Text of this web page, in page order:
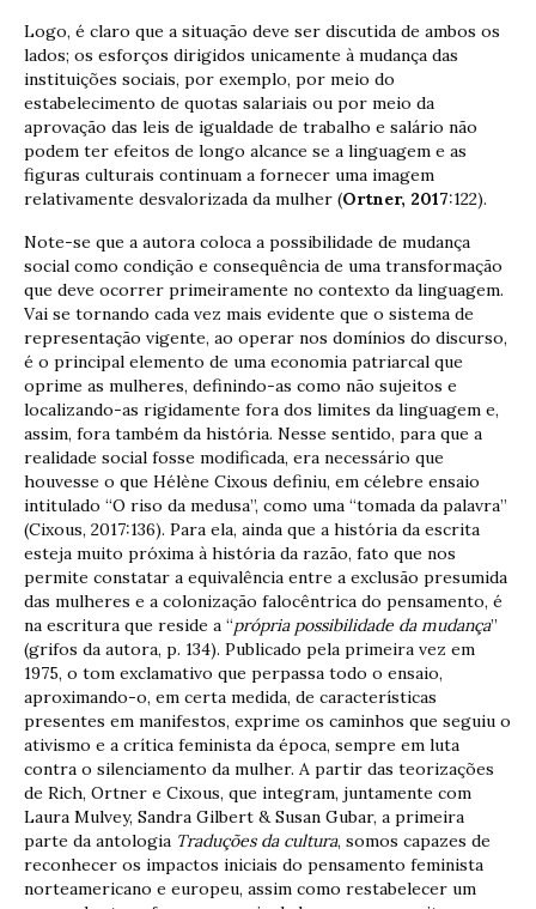
Logo, é claro que a situação deve ser discutida de ambos os
lados; os esforços dirigidos unicamente à mudança das
instituições sociais, por exemplo, por meio do
estabelecimento de quotas salariais ou por meio da
aprovação das leis de igualdade de trabalho e salário não
podem ter efeitos de longo alcance se a linguagem e as
figuras culturais continuam a fornecer uma imagem
relativamente desvalorizada da mulher (Ortner, 2017:122).
Note-se que a autora coloca a possibilidade de mudança
social como condição e consequência de uma transformação
que deve ocorrer primeiramente no contexto da linguagem.
Vai se tornando cada vez mais evidente que o sistema de
representação vigente, ao operar nos domínios do discurso,
é o principal elemento de uma economia patriarcal que
oprime as mulheres, definindo-as como não sujeitos e
localizando-as rigidamente fora dos limites da linguagem e,
assim, fora também da história. Nesse sentido, para que a
realidade social fosse modificada, era necessário que
houvesse o que Hélène Cixous definiu, em célebre ensaio
intitulado “O riso da medusa”, como uma “tomada da palavra”
(Cixous, 2017:136). Para ela, ainda que a história da escrita
esteja muito próxima à história da razão, fato que nos
permite constatar a equivalência entre a exclusão presumida
das mulheres e a colonização falocêntrica do pensamento, é
na escritura que reside a “própria possibilidade da mudança”
(grifos da autora, p. 134). Publicado pela primeira vez em
1975, o tom exclamativo que perpassa todo o ensaio,
aproximando-o, em certa medida, de características
presentes em manifestos, exprime os caminhos que seguiu o
ativismo e a crítica feminista da época, sempre em luta
contra o silenciamento da mulher. A partir das teorizações
de Rich, Ortner e Cixous, que integram, juntamente com
Laura Mulvey, Sandra Gilbert & Susan Gubar, a primeira
parte da antologia Traduções da cultura, somos capazes de
reconhecer os impactos iniciais do pensamento feminista
norteamericano e europeu, assim como restabelecer um